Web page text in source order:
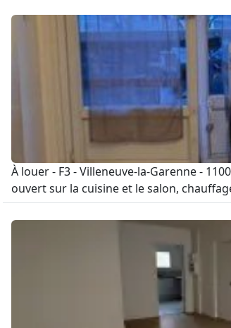
À louer - F3 - Villeneuve-la-Garenne -
ouvert sur la cuisine et le salon,